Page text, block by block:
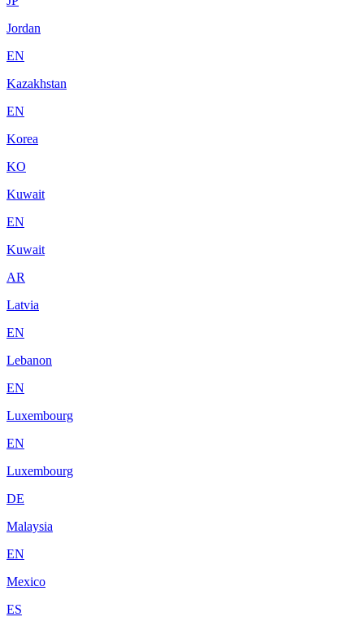
Jordan
EN
Kazakhstan
EN
Korea
KO
Kuwait
EN
Kuwait
AR
Latvia
EN
Lebanon
EN
Luxembourg
EN
Luxembourg
DE
Malaysia
EN
Mexico
ES